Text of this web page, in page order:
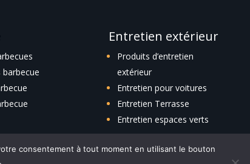
barbecue
Entretien extérieur
Produits d’entretien
extérieur
Entretien pour voitures
Entretien Terrasse
Entretien espaces verts
consentement à tout moment en utilisant le bouton